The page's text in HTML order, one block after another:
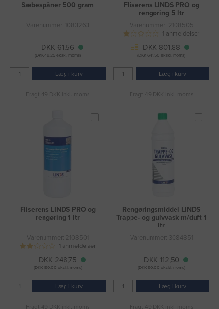
Sæbespåner 500 gram
Varenummer: 1083263
DKK 61,56
(DKK 49,25 ekskl. moms)
Læg i kurv
Fragt 49 DKK inkl. moms
Fliserens LINDS PRO og
rengøring 5 ltr
Varenummer: 2108505
1 anmeldelser
DKK 801,88
(DKK 641,50 ekskl. moms)
Læg i kurv
Fragt 49 DKK inkl. moms
Fliserens LINDS PRO og
rengøring 1 ltr
Varenummer: 2108501
1 anmeldelser
DKK 248,75
(DKK 199,00 ekskl. moms)
Læg i kurv
Fragt 49 DKK inkl. moms
Rengøringsmiddel LINDS
Trappe- og gulvvask m/duft 1
ltr
Varenummer: 3084851
DKK 112,50
(DKK 90,00 ekskl. moms)
Læg i kurv
Fragt 49 DKK inkl. moms